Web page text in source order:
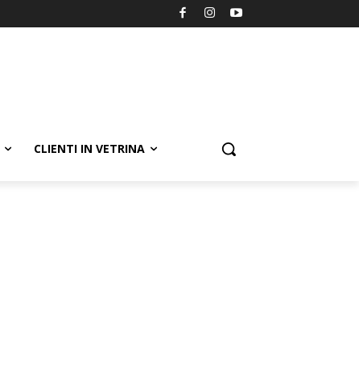
CLIENTI IN VETRINA